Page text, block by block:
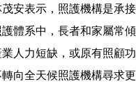
安表示，照護機構是承接
體系中，長者和家屬常傾
人力短缺，或原有照顧功
向全天候照護機構尋求更